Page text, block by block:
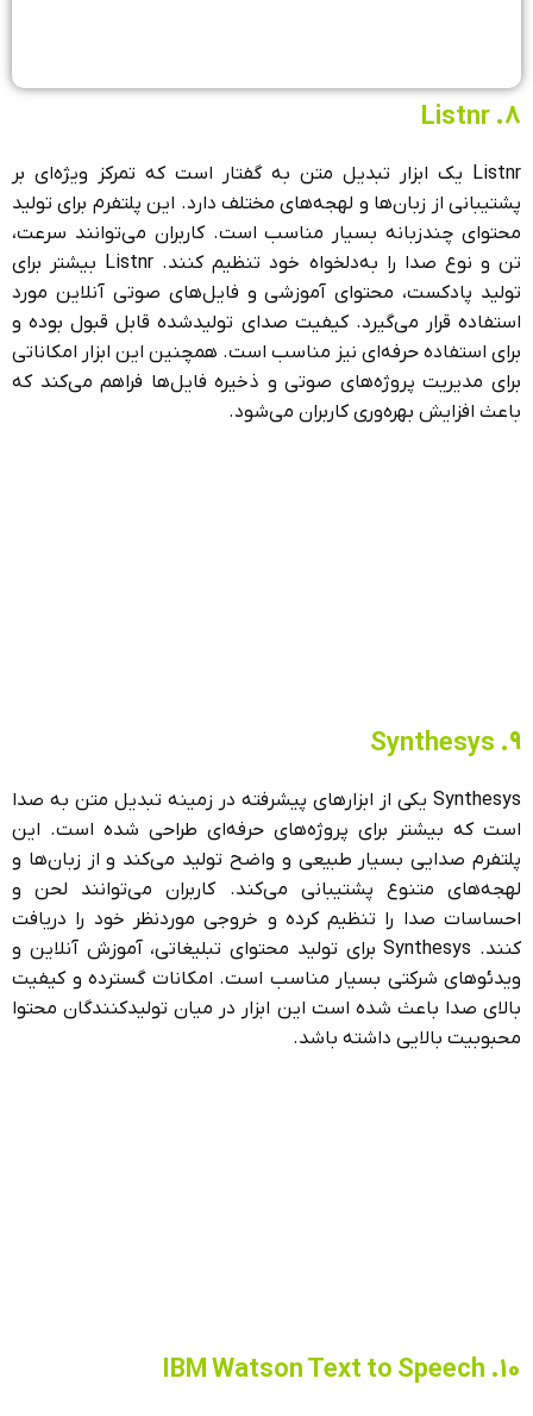
8. Listnr
Listnr یک ابزار تبدیل متن به گفتار است که تمرکز ویژه‌ای بر
پشتیبانی از زبان‌ها و لهجه‌های مختلف دارد. این پلتفرم برای تولید
محتوای چندزبانه بسیار مناسب است. کاربران می‌توانند سرعت،
تن و نوع صدا را به‌دلخواه خود تنظیم کنند. Listnr بیشتر برای
تولید پادکست، محتوای آموزشی و فایل‌های صوتی آنلاین مورد
استفاده قرار می‌گیرد. کیفیت صدای تولیدشده قابل قبول بوده و
برای استفاده حرفه‌ای نیز مناسب است. همچنین این ابزار امکاناتی
برای مدیریت پروژه‌های صوتی و ذخیره فایل‌ها فراهم می‌کند که
باعث افزایش بهره‌وری کاربران می‌شود.
9. Synthesys
Synthesys یکی از ابزارهای پیشرفته در زمینه تبدیل متن به صدا
است که بیشتر برای پروژه‌های حرفه‌ای طراحی شده است. این
پلتفرم صدایی بسیار طبیعی و واضح تولید می‌کند و از زبان‌ها و
لهجه‌های متنوع پشتیبانی می‌کند. کاربران می‌توانند لحن و
احساسات صدا را تنظیم کرده و خروجی موردنظر خود را دریافت
کنند. Synthesys برای تولید محتوای تبلیغاتی، آموزش آنلاین و
ویدئوهای شرکتی بسیار مناسب است. امکانات گسترده و کیفیت
بالای صدا باعث شده است این ابزار در میان تولیدکنندگان محتوا
محبوبیت بالایی داشته باشد.
10. IBM Watson Text to Speech